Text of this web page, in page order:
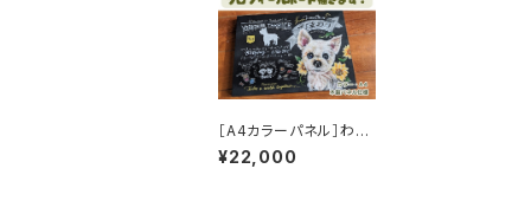
［A4カラーパネル］わん
にゃん似顔絵［プロフィ
ールボード・1匹］
¥22,000